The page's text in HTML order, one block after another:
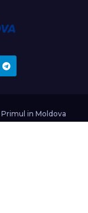
Primul in Moldova